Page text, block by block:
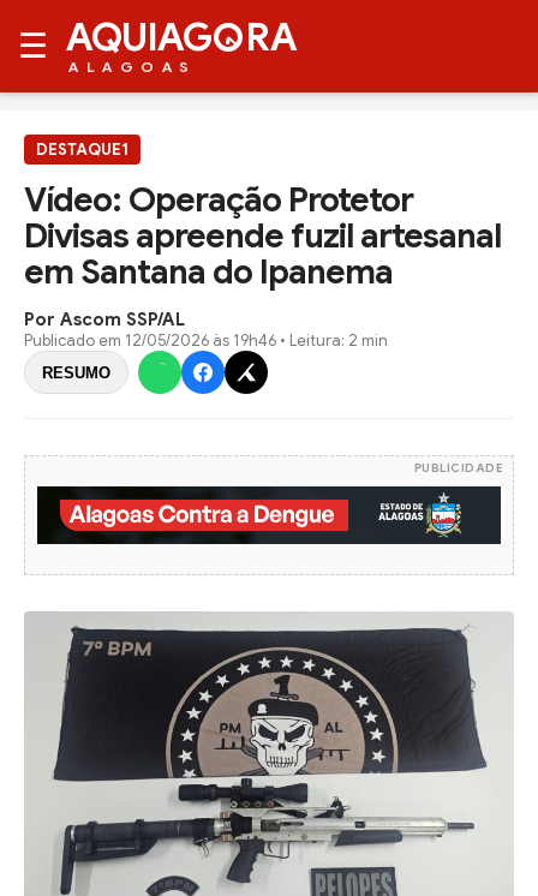
☰ AQUIAG RA
ALAGOAS
DESTAQUE1
Vídeo: Operação Protetor
Divisas apreende fuzil artesanal
em Santana do Ipanema
Por Ascom SSP/AL
Publicado em 12/05/2026 às 19h46 • Leitura: 2 min
RESUMO
PUBLICIDADE